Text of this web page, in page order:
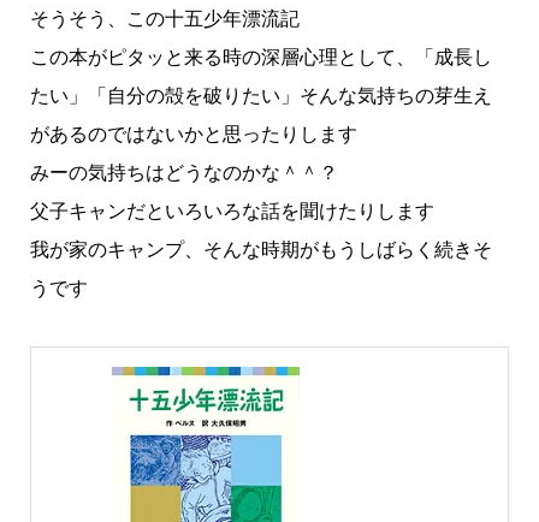
そうそう、この十五少年漂流記
この本がピタッと来る時の深層心理として、「成長し
たい」「自分の殻を破りたい」そんな気持ちの芽生え
があるのではないかと思ったりします
みーの気持ちはどうなのかな＾＾？
父子キャンだといろいろな話を聞けたりします
我が家のキャンプ、そんな時期がもうしばらく続きそ
うです